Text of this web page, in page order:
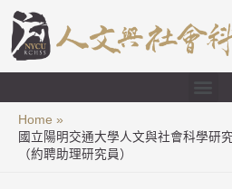
Home
國立陽明交通大學人文與社會科學研
（約聘助理研究員）